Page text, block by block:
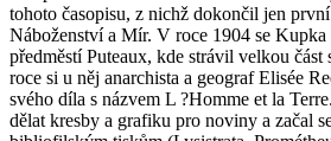
tohoto časopisu, z nichž dokončil jen
Náboženství a Mír. V roce 1904 se Kupka
předměstí Puteaux, kde strávil velkou část
roce si u něj anarchista a geograf Elisée
svého díla s názvem L ?Homme et la
dělat kresby a grafiku pro noviny a začal